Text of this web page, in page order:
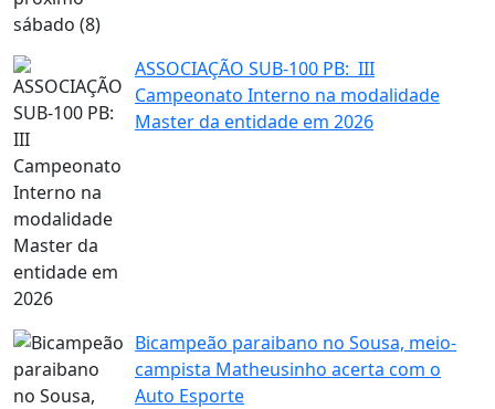
ASSOCIAÇÃO SUB-100 PB: III
Campeonato Interno na modalidade
Master da entidade em 2026
Bicampeão paraibano no Sousa, meio-
campista Matheusinho acerta com o
Auto Esporte